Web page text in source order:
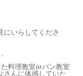
にいらしてくださ
料理教室orパン教室
さんに体感していた